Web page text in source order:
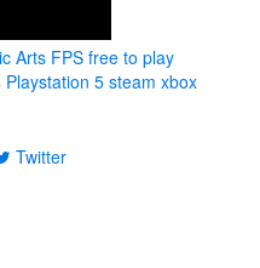
Arts FPS free to play
Playstation 5 steam xbox
Twitter